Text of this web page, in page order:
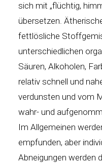
sich mit „flüchtig,
übersetzen.
fettlösliche
unterschiedlichen
Säuren, Alkoholen,
relativ schnell und
verdunsten und vom
wahr- und
Im Allgemeinen
empfunden, aber
Abneigungen werden